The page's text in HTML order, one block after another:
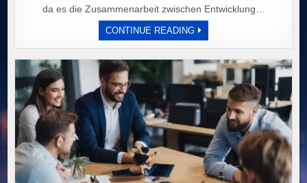
da es die Zusammenarbeit zwischen Entwicklung…
CONTINUE READING„DEVOPS:
EIN
PRÄGNANTER
FÜR
IT-
TEAMS
ZUR
EFFIZIENTEN
MODERNISIERUNG
TRANSFORMATION.“